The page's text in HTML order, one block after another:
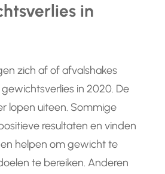
in
zich af of afvalshakes
in 2020. De
lopen uiteen. Sommige
resultaten en vinden
helpen om gewicht te
te bereiken. Anderen